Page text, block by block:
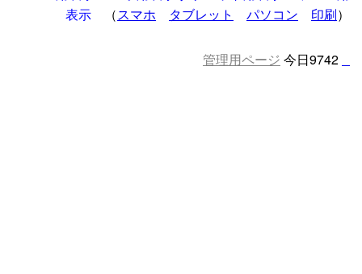
表示 （スマホ タブレット パソコン 印刷）
管理用ページ 今日9742